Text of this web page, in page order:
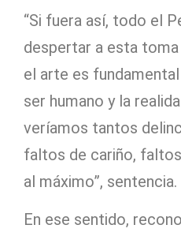
“Si fuera así, todo el
despertar a esta
el arte es
ser humano y la
veríamos tantos
faltos de cariño,
al máximo”, sentencia.
En ese sentido,